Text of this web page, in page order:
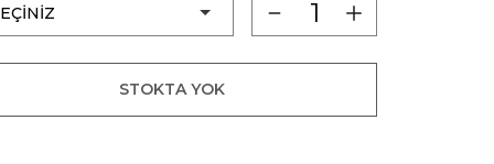
STOKTA YOK